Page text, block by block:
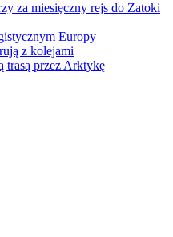
za miesięczny rejs do Zatoki
Europy
z kolejami
trasą przez Arktykę